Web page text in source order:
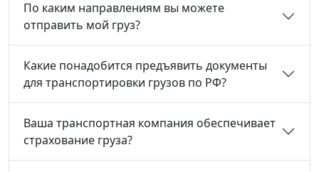
По каким направлениям вы можете
отправить мой груз?
Какие понадобится предъявить документы
для транспортировки грузов по РФ?
Ваша транспортная компания обеспечивает
страхование груза?